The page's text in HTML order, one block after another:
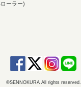
ーラー)
©SENNOKURA All rights reserved.